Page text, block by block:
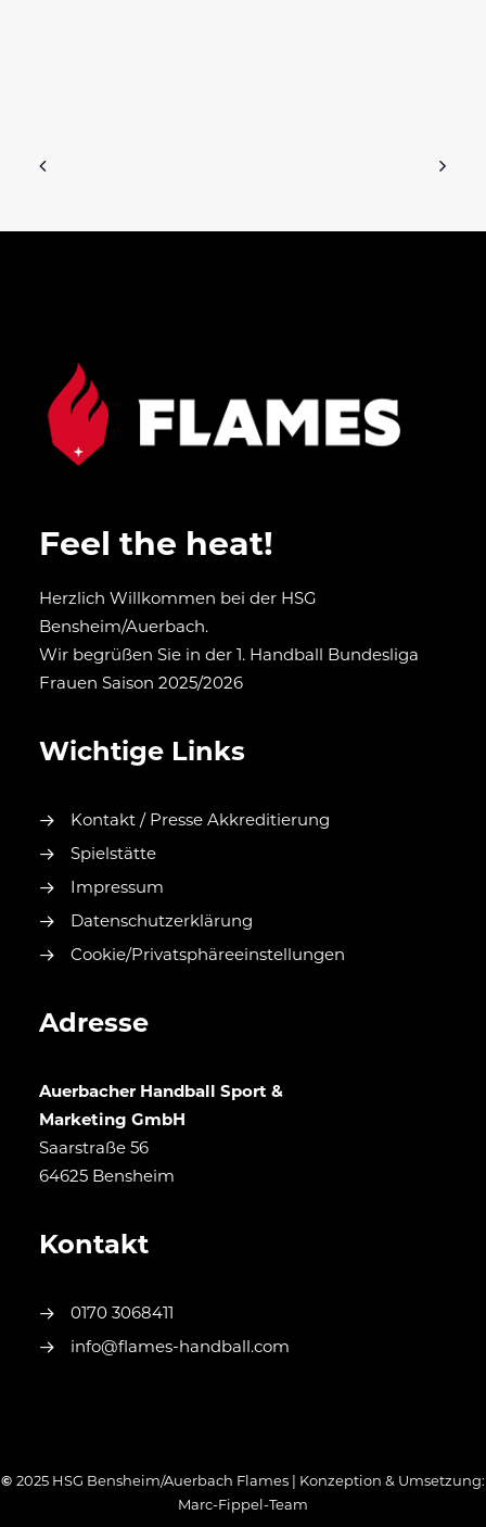
Feel the heat!
Herzlich Willkommen bei der HSG
Bensheim/Auerbach.
Wir begrüßen Sie in der 1. Handball Bundesliga
Frauen Saison 2025/2026
Wichtige Links
Kontakt / Presse Akkreditierung
Spielstätte
Impressum
Datenschutzerklärung
Cookie/Privatsphäreeinstellungen
Adresse
Auerbacher Handball Sport &
Marketing GmbH
Saarstraße 56
64625 Bensheim
Kontakt
0170 3068411
info@flames-handball.com
© 2025 HSG Bensheim/Auerbach Flames | Konzeption & Umsetzung:
Marc-Fippel-Team